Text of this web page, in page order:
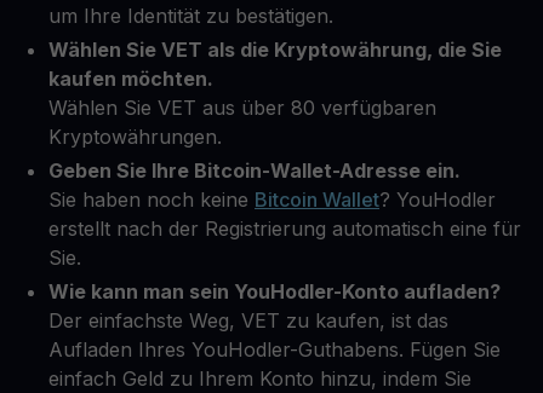
um Ihre Identität zu bestätigen.
Wählen Sie VET als die Kryptowährung, die Sie
kaufen möchten.
Wählen Sie VET aus über 80 verfügbaren
Kryptowährungen.
Geben Sie Ihre Bitcoin-Wallet-Adresse ein.
Sie haben noch keine Bitcoin Wallet? YouHodler
erstellt nach der Registrierung automatisch eine für
Sie.
Wie kann man sein YouHodler-Konto aufladen?
Der einfachste Weg, VET zu kaufen, ist das
Aufladen Ihres YouHodler-Guthabens. Fügen Sie
einfach Geld zu Ihrem Konto hinzu, indem Sie